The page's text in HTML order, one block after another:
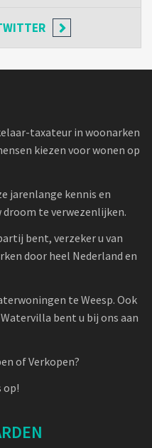
taxateur in woonarken
kiezen voor wonen op
jarenlange kennis en
te verwezenlijken.
bent, verzeker u van
door heel Nederland en
te Weesp. Ook
bent u bij ons aan
of Verkopen?
op!